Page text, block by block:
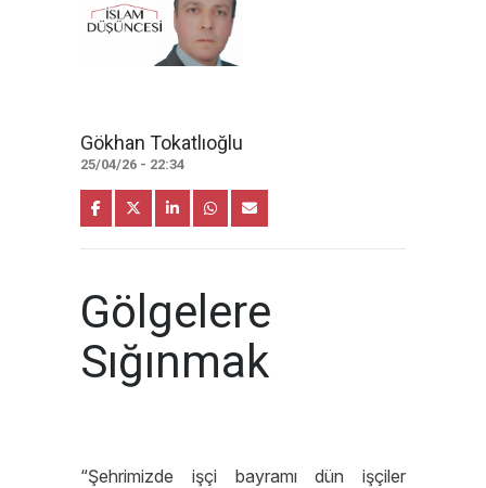
Gökhan Tokatlıoğlu
25/04/26 - 22:34
Gölgelere
Sığınmak
“Şehrimizde işçi bayramı dün işçiler